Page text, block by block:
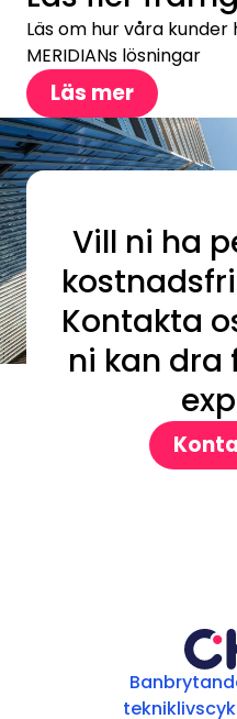
Läs om hur våra
MERIDIANs lösningar
Läs mer
Vill ni ha
Kontakta
ni kan dra